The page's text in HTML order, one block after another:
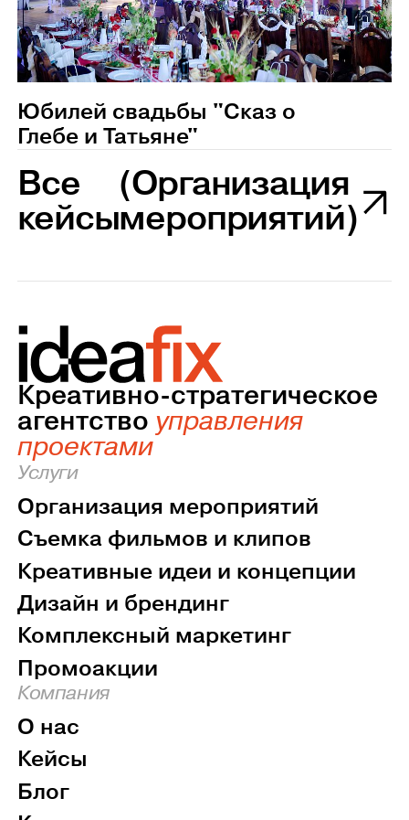
Юбилей свадьбы "Сказ о
Глебе и Татьяне"
Все
кейсы
(Организация
мероприятий)
Креативно-стратегическое
агентство управления
проектами
Услуги
Организация мероприятий
Съемка фильмов и клипов
Креативные идеи и концепции
Дизайн и брендинг
Комплексный маркетинг
Промоакции
Компания
О нас
Кейсы
Блог